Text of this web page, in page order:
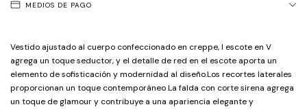
MEDIOS DE PAGO
Vestido ajustado al cuerpo confeccionado en creppe, l escote en V
agrega un toque seductor, y el detalle de red en el escote aporta un
elemento de sofisticación y modernidad al diseño.Los recortes laterales
proporcionan un toque contemporáneo La falda con corte sirena agrega
un toque de glamour y contribuye a una apariencia elegante y